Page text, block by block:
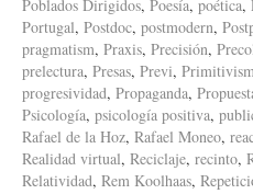
Poblados Dirigidos, Poesía, poética,
Portugal, Postdoc, postmodern,
pragmatism, Praxis, Precisión,
prelectura, Presas, Previ,
progresividad, Propaganda,
Psicología, psicología positiva,
Rafael de la Hoz, Rafael Moneo,
Realidad virtual, Reciclaje, recinto,
Relatividad, Rem Koolhaas,